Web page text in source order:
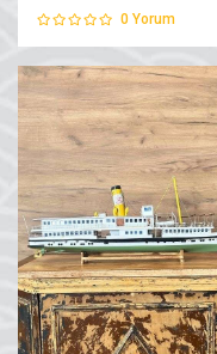
0 Yorum